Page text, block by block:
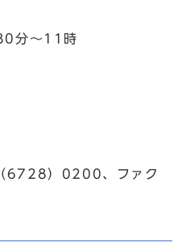
分～11時
6728）0200、ファク